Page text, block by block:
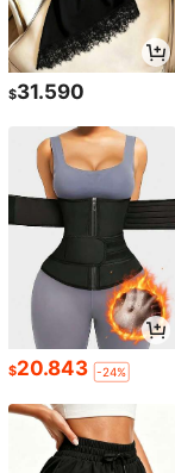
$31.590
$20.843 -24%